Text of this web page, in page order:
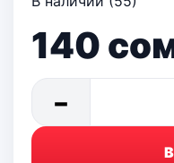
140
−